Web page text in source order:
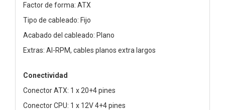
Factor de forma: ATX
Tipo de cableado: Fijo
Acabado del cableado: Plano
Extras: AI-RPM, cables planos extra largos
Conectividad
Conector ATX: 1 x 20+4 pines
Conector CPU: 1 x 12V 4+4 pines